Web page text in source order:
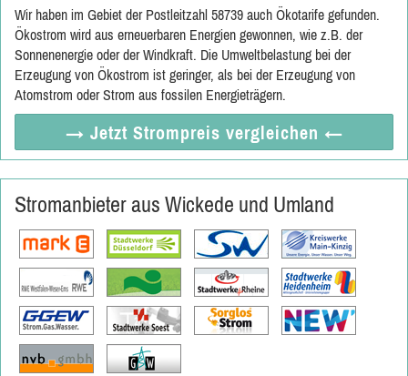
Wir haben im Gebiet der Postleitzahl 58739 auch Ökotarife gefunden.
Ökostrom wird aus erneuerbaren Energien gewonnen, wie z.B. der
Sonnenenergie oder der Windkraft. Die Umweltbelastung bei der
Erzeugung von Ökostrom ist geringer, als bei der Erzeugung von
Atomstrom oder Strom aus fossilen Energieträgern.
→ Jetzt Strompreis vergleichen ←
Stromanbieter aus Wickede und Umland